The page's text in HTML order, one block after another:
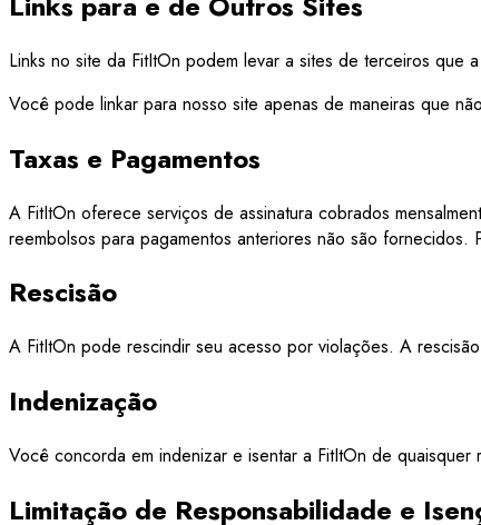
Links no site da FitItOn podem levar a sites de terceiros
Você pode linkar para nosso site apenas de maneiras que
Taxas e Pagamentos
A FitItOn oferece serviços de assinatura cobrados
reembolsos para pagamentos anteriores não são
Rescisão
A FitItOn pode rescindir seu acesso por violações. A
Indenização
Você concorda em indenizar e isentar a FitItOn de
Limitação de Responsabilidade e